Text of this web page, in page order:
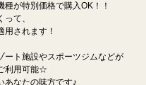
種が特別価格で購入OK！！
て、
用されます！
ート施設やスポーツジムなどが
利用可能☆
あなたの味方です♪